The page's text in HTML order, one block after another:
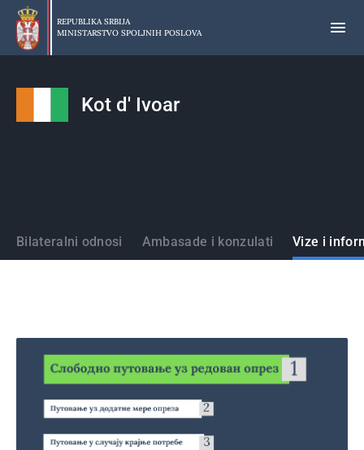
Preskoči
glavni
deo
REPUBLIKA SRBIJA
MINISTARSTVO SPOLJNIH POSLOVA
Kot d' Ivoar
Države
Bilateralni odnosi Ambasade i konzulati Vize i